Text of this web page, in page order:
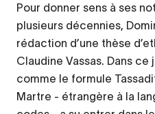
Pour donner sens à ses
plusieurs décennies,
rédaction d’une thèse
Claudine Vassas. Dans
comme le formule
Martre - étrangère à la